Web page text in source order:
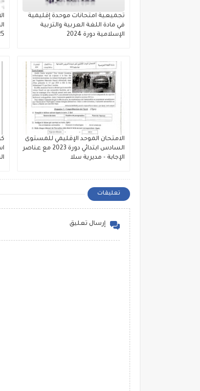
تجميعية امتحانات موحدة إقليمية
في مادة اللغة العربية والتربية
الإسلامية دورة 2024
الامتحان الموحد الإقليمي للمستوى
السادس ابتدائي دورة 2023 مع عناصر
الإجابة - مديرية سلا
تعليقات
إرسال تعليق